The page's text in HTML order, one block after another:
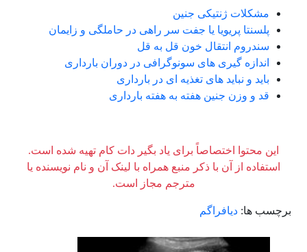
مشکلات ژنتیکی جنین
پلسنتا پریویا یا جفت سر راهی در حاملگی و زایمان
سندروم انتقال خون قل به قل
اندازه گیری های سونوگرافی در دوران بارداری
باید و نباید های تغذیه ای در بارداری
قد و وزن جنین هفته به هفته بارداری
این محتوا اختصاصاً برای یاد بگیر دات کام تهیه شده است.
استفاده از آن با ذکر منبع همراه با لینک آن و نام نویسنده یا
مترجم مجاز است.
برچسب ها: دیافراگم